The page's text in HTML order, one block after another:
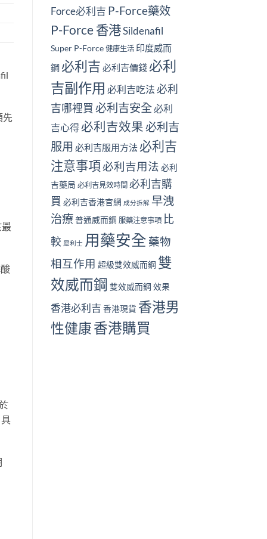
先
Force必利吉 P-Force藥效
P-Force 香港Sildenafil
Super P-Force 健康生活 印度威而
鋼 必利吉 必利吉價錢 必利
吉副作用 必利吉吃法 必利
吉哪裡買 必利吉安全必利
吉心得必利吉效果必利吉
服用 必利吉服用方法 必利吉
注意事項 必利吉用法 必利
吉藥局 必利吉見效時間 必利吉購
買 必利吉香港官網 成分拆解 早洩
治療 普通威而鋼 服藥注意事項 比
較 犀利士 用藥安全 藥物
相互作用 超級雙效威而鋼 雙
效威而鋼 雙效威而鋼 效果
香港必利吉 香港現貨 香港男
性健康香港購買